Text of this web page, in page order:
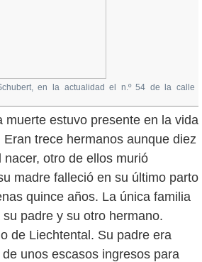
en la actualidad el n.º 54 de la calle
muerte estuvo presente en la vida
trece hermanos aunque diez
otro de ellos murió
madre falleció en su último parto
quince años. La única familia
padre y su otro hermano.
de Liechtental. Su padre era
unos escasos ingresos para